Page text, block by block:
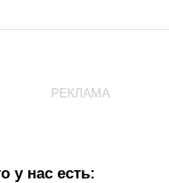
РЕКЛАМА
у нас есть: